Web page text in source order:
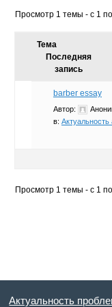
Просмотр 1 темы - с 1
Тема
Последняя
запись
barber essay
Автор:
в: Актуальность
Просмотр 1 темы - с 1
Актуальность